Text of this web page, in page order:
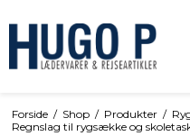
Forside / Shop / Produkter /
Regnslag til rygsække og